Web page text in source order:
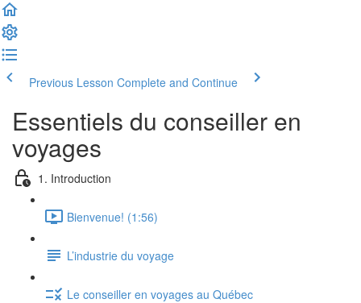
Previous Lesson Complete and Continue
Essentiels du conseiller en
voyages
1. Introduction
Bienvenue! (1:56)
L’industrie du voyage
Le conseiller en voyages au Québec